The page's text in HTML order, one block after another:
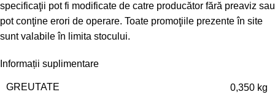
specificaţii pot fi modificate de catre producător fără preaviz sau
pot conţine erori de operare. Toate promoţiile prezente în site
sunt valabile în limita stocului.
Informații suplimentare
GREUTATE 0,350 kg